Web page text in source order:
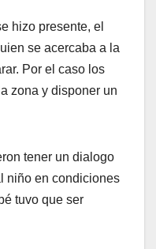
hizo presente, el
se acercaba a la
Por el caso los
zona y disponer un
tener un dialogo
niño en condiciones
tuvo que ser